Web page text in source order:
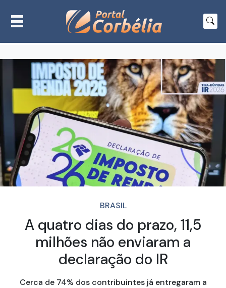
BRASIL
A quatro dias do prazo, 11,5
milhões não enviaram a
declaração do IR
Cerca de 74% dos contribuintes já entregaram a